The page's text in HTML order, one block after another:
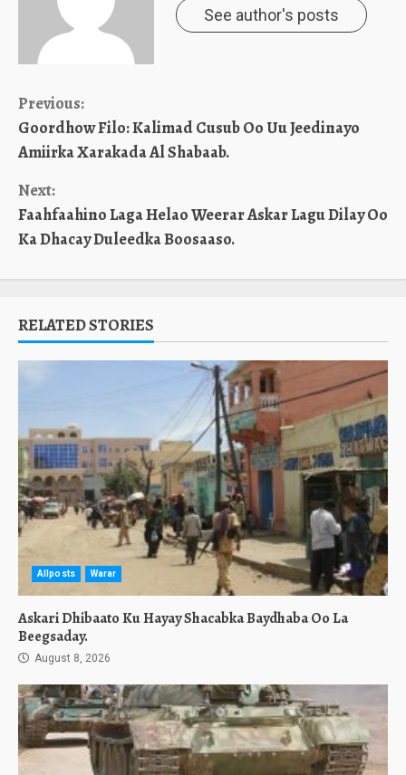
See author's posts
Continue
Reading
Previous:
Goordhow Filo: Kalimad Cusub Oo Uu Jeedinayo
Amiirka Xarakada Al Shabaab.
Next:
Faahfaahino Laga Helao Weerar Askar Lagu Dilay Oo
Ka Dhacay Duleedka Boosaaso.
RELATED STORIES
Allposts Warar
Askari Dhibaato Ku Hayay Shacabka Baydhaba Oo La
Beegsaday.
August 8, 2026